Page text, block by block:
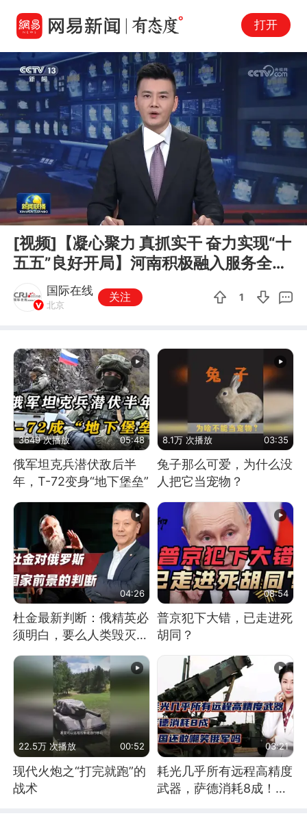
打开
00:00 03:40
Play
[视频]【凝心聚力 真抓实干 奋力实现“十
五五”良好开局】河南积极融入服务全国
统一大市场 新疆不断优...
国际在线
北京
关注 1
3649 次播放 05:48
俄军坦克兵潜伏敌后半
年，T-72变身“地下堡垒”
8.1万 次播放 03:35
兔子那么可爱，为什么没
人把它当宠物？
04:26
杜金最新判断：俄精英必
须明白，要么人类毁灭，
08:54
普京犯下大错，已走进死
胡同？
22.5万 次播放 00:52
现代火炮之“打完就跑”的
战术
03:21
耗光几乎所有远程高精度
武器，萨德消耗8成！美